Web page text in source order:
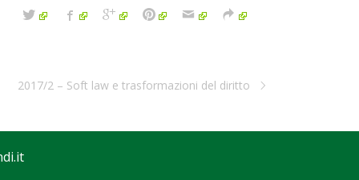
2017/2 – Soft law e trasformazioni del diritto